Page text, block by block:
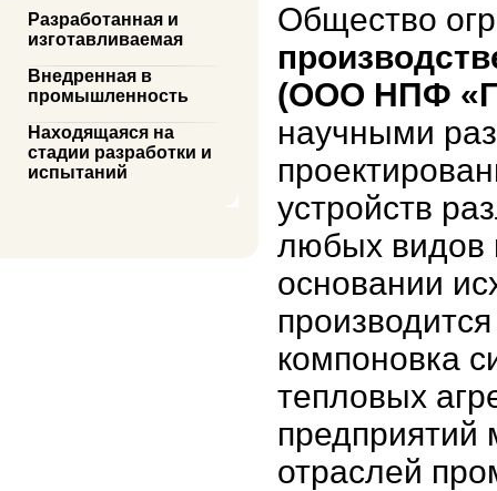
Разработанная и
изготавливаемая
Внедренная в
промышленность
Находящаяся на
стадии разработки и
испытаний
Общество
(ООО НПФ
научными
устройств
любых видов
основании
компоновка
тепловых
предприятий
отраслей